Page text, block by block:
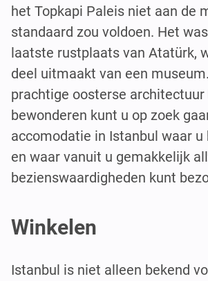
het Topkapi Paleis niet aan de
standaard zou voldoen. Het
laatste rustplaats van Atatürk,
deel uitmaakt van een
prachtige oosterse architectuur
bewonderen kunt u op zoek
accomodatie in Istanbul waar
en waar vanuit u gemakkelijk
bezienswaardigheden kunt
Winkelen
Istanbul is niet alleen bekend